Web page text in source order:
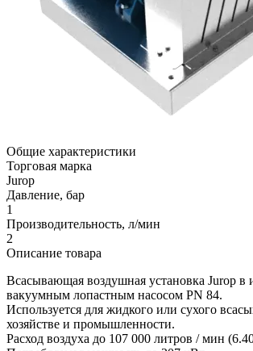
Общие характеристики
Торговая марка
Jurop
Давление, бар
1
Производительность, л/мин
2
Описание товара
Всасывающая воздушная установка Jurop в
вакуумным лопастным насосом PN 84.
Используется для жидкого или сухого
хозяйстве и промышленности.
Расход воздуха до 107 000 литров / мин